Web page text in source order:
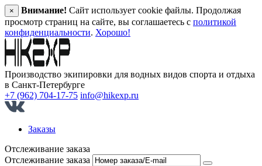
× Внимание! Сайт использует cookie файлы. Продолжая
просмотр страниц на сайте, вы соглашаетесь с политикой
конфиденциальности. Хорошо!
Производство экипировки для водных видов спорта и отдыха
в Санкт‑Петербурге
+7 (962) 704-17-75 info@hikexp.ru
Заказы
Отслеживание заказа
Отслеживание заказа